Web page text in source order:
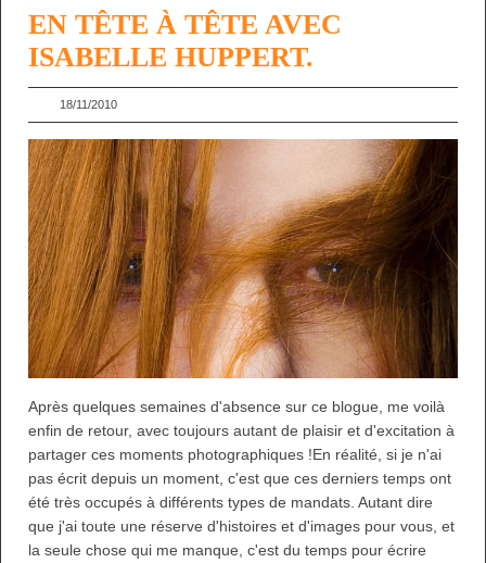
EN TÊTE À TÊTE AVEC
ISABELLE HUPPERT.
18/11/2010
Après quelques semaines d'absence sur ce blogue, me voilà
enfin de retour, avec toujours autant de plaisir et d'excitation à
partager ces moments photographiques !En réalité, si je n'ai
pas écrit depuis un moment, c'est que ces derniers temps ont
été très occupés à différents types de mandats. Autant dire
que j'ai toute une réserve d'histoires et d'images pour vous, et
la seule chose qui me manque, c'est du temps pour écrire